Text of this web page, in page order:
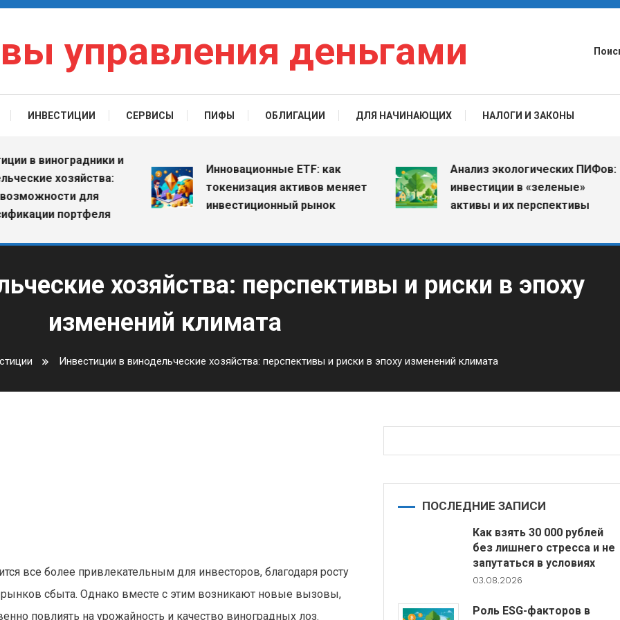
управления деньгами
ИНВЕСТИЦИИ СЕРВИСЫ ПИФЫ ОБЛИГАЦИИ ДЛЯ НАЧИНАЮЩИХ НАЛОГИ И ЗАКОНЫ
в виноградники и
хозяйства:
для
портфеля
Инновационные ETF: как
токенизация активов меняет
инвестиционный рынок
Анализ экологических ПИФов:
инвестиции в «зеленые»
активы и их перспективы
хозяйства: перспективы и риски в эпоху
изменений климата
Инвестиции в винодельческие хозяйства: перспективы и риски в эпоху изменений климата
все более привлекательным для инвесторов, благодаря росту
сбыта. Однако вместе с этим возникают новые вызовы,
повлиять на урожайность и качество виноградных лоз.
ПОСЛЕДНИЕ ЗАПИСИ
Как взять 30 000 рублей
без лишнего стресса и не
запутаться в условиях
03.08.2026
Роль ESG-факторов в